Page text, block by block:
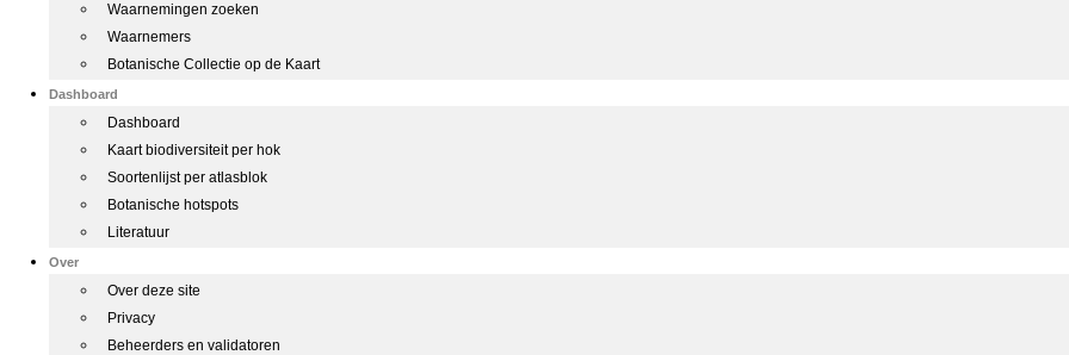
Waarnemingen zoeken
Waarnemers
Botanische Collectie op de Kaart
Dashboard
Dashboard
Kaart biodiversiteit per hok
Soortenlijst per atlasblok
Botanische hotspots
Literatuur
Over
Over deze site
Privacy
Beheerders en validatoren